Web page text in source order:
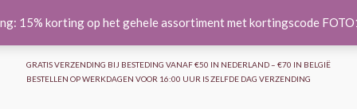
15% korting op het gehele assortiment met kortingscode
GRATIS VERZENDING BIJ BESTEDING VANAF €50 IN NEDERLAND – €70 IN BELGIË
BESTELLEN OP WERKDAGEN VOOR 16:00 UUR IS ZELFDE DAG VERZENDING